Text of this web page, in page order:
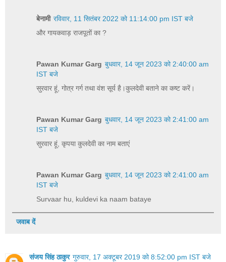
बेनामी रविवार, 11 सितंबर 2022 को 11:14:00 pm IST बजे
और गायकवाड़ राजपूतों का ?
Pawan Kumar Garg बुधवार, 14 जून 2023 को 2:40:00 am
IST बजे
सुरवार हूं, गोत्र गर्ग तथा वंश सूर्य है।कुलदेवी बताने का कष्ट करें।
Pawan Kumar Garg बुधवार, 14 जून 2023 को 2:41:00 am
IST बजे
सुरवार हूं, कृपया कुलदेवी का नाम बताएं
Pawan Kumar Garg बुधवार, 14 जून 2023 को 2:41:00 am
IST बजे
Survaar hu, kuldevi ka naam bataye
जवाब दें
संजय सिंह ठाकुर गुरुवार, 17 अक्टूबर 2019 को 8:52:00 pm IST बजे